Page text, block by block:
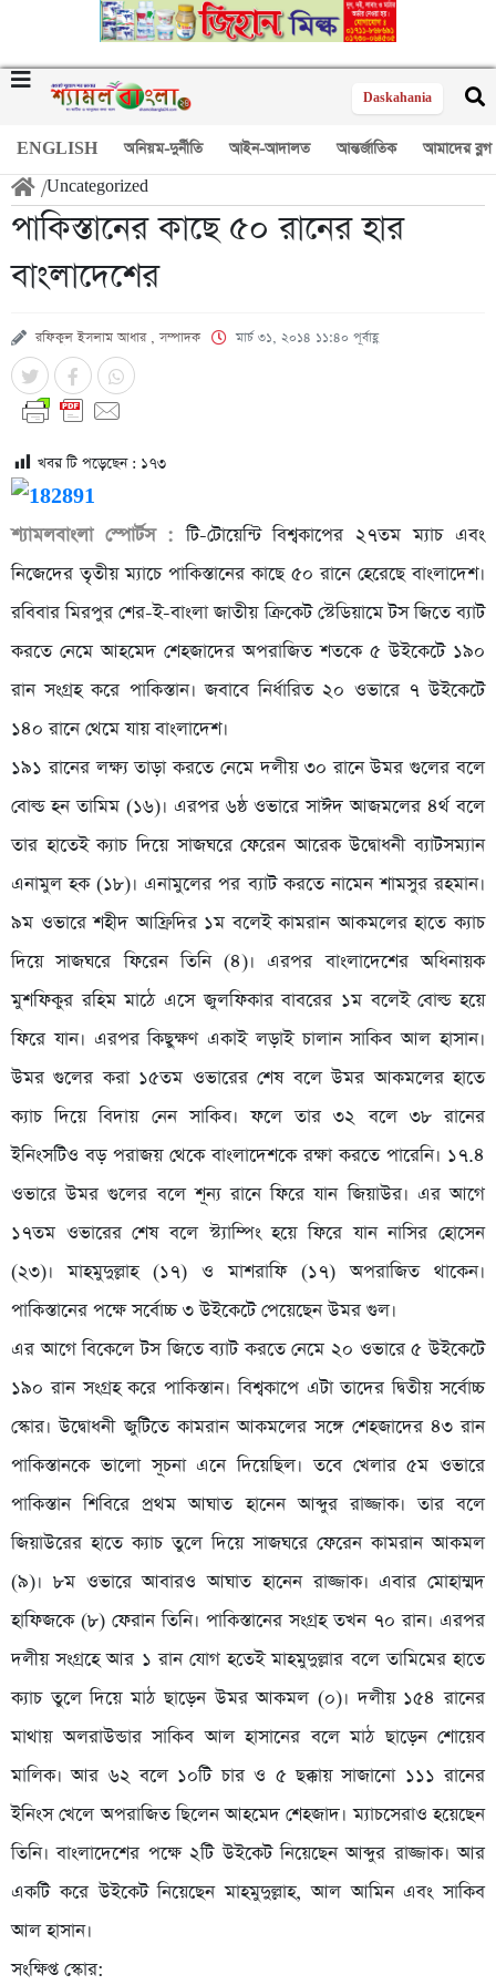
Daskahania
ENGLISH অনিয়ম-দুর্নীতি আইন-আদালত আন্তর্জাতিক আমাদের ব্লগ
/Uncategorized
পাকিস্তানের কাছে ৫০ রানের হার
বাংলাদেশের
রফিকুল ইসলাম আধার , সম্পাদক মার্চ ৩১, ২০১৪ ১১:৪০ পূর্বাহ্ণ
খবর টি পড়েছেন : ১৭৩
শ্যামলবাংলা স্পোর্টস : টি-টোয়েন্টি বিশ্বকাপের ২৭তম ম্যাচ এবং
নিজেদের তৃতীয় ম্যাচে পাকিস্তানের কাছে ৫০ রানে হেরেছে বাংলাদেশ।
রবিবার মিরপুর শের-ই-বাংলা জাতীয় ক্রিকেট স্টেডিয়ামে টস জিতে ব্যাট
করতে নেমে আহমেদ শেহজাদের অপরাজিত শতকে ৫ উইকেটে ১৯০
রান সংগ্রহ করে পাকিস্তান। জবাবে নির্ধারিত ২০ ওভারে ৭ উইকেটে
১৪০ রানে থেমে যায় বাংলাদেশ।
১৯১ রানের লক্ষ্য তাড়া করতে নেমে দলীয় ৩০ রানে উমর গুলের বলে
বোল্ড হন তামিম (১৬)। এরপর ৬ষ্ঠ ওভারে সাঈদ আজমলের ৪র্থ বলে
তার হাতেই ক্যাচ দিয়ে সাজঘরে ফেরেন আরেক উদ্বোধনী ব্যাটসম্যান
এনামুল হক (১৮)। এনামুলের পর ব্যাট করতে নামেন শামসুর রহমান।
৯ম ওভারে শহীদ আফ্রিদির ১ম বলেই কামরান আকমলের হাতে ক্যাচ
দিয়ে সাজঘরে ফিরেন তিনি (৪)। এরপর বাংলাদেশের অধিনায়ক
মুশফিকুর রহিম মাঠে এসে জুলফিকার বাবরের ১ম বলেই বোল্ড হয়ে
ফিরে যান। এরপর কিছুক্ষণ একাই লড়াই চালান সাকিব আল হাসান।
উমর গুলের করা ১৫তম ওভারের শেষ বলে উমর আকমলের হাতে
ক্যাচ দিয়ে বিদায় নেন সাকিব। ফলে তার ৩২ বলে ৩৮ রানের
ইনিংসটিও বড় পরাজয় থেকে বাংলাদেশকে রক্ষা করতে পারেনি। ১৭.৪
ওভারে উমর গুলের বলে শূন্য রানে ফিরে যান জিয়াউর। এর আগে
১৭তম ওভারের শেষ বলে স্ট্যাম্পিং হয়ে ফিরে যান নাসির হোসেন
(২৩)। মাহমুদুল্লাহ (১৭) ও মাশরাফি (১৭) অপরাজিত থাকেন।
পাকিস্তানের পক্ষে সর্বোচ্চ ৩ উইকেটে পেয়েছেন উমর গুল।
এর আগে বিকেলে টস জিতে ব্যাট করতে নেমে ২০ ওভারে ৫ উইকেটে
১৯০ রান সংগ্রহ করে পাকিস্তান। বিশ্বকাপে এটা তাদের দ্বিতীয় সর্বোচ্চ
স্কোর। উদ্বোধনী জুটিতে কামরান আকমলের সঙ্গে শেহজাদের ৪৩ রান
পাকিস্তানকে ভালো সূচনা এনে দিয়েছিল। তবে খেলার ৫ম ওভারে
পাকিস্তান শিবিরে প্রথম আঘাত হানেন আব্দুর রাজ্জাক। তার বলে
জিয়াউরের হাতে ক্যাচ তুলে দিয়ে সাজঘরে ফেরেন কামরান আকমল
(৯)। ৮ম ওভারে আবারও আঘাত হানেন রাজ্জাক। এবার মোহাম্মদ
হাফিজকে (৮) ফেরান তিনি। পাকিস্তানের সংগ্রহ তখন ৭০ রান। এরপর
দলীয় সংগ্রহে আর ১ রান যোগ হতেই মাহমুদুল্লার বলে তামিমের হাতে
ক্যাচ তুলে দিয়ে মাঠ ছাড়েন উমর আকমল (০)। দলীয় ১৫৪ রানের
মাথায় অলরাউন্ডার সাকিব আল হাসানের বলে মাঠ ছাড়েন শোয়েব
মালিক। আর ৬২ বলে ১০টি চার ও ৫ ছক্কায় সাজানো ১১১ রানের
ইনিংস খেলে অপরাজিত ছিলেন আহমেদ শেহজাদ। ম্যাচসেরাও হয়েছেন
তিনি। বাংলাদেশের পক্ষে ২টি উইকেট নিয়েছেন আব্দুর রাজ্জাক। আর
একটি করে উইকেট নিয়েছেন মাহমুদুল্লাহ, আল আমিন এবং সাকিব
আল হাসান।
সংক্ষিপ্ত স্কোর: